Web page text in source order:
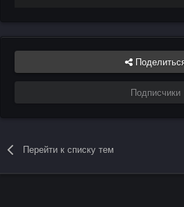
Подписчики
Перейти к списку тем